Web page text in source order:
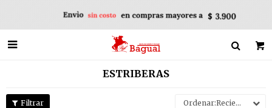

ESTRIBERAS
Recientes